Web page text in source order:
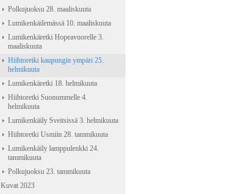
Polkujuoksu 28. maaliskuuta
Lumikenkäilemässä 10. maaliskuuta
Lumikenkäretki Hopeavuorelle 3.
maaliskuuta
Hiihtoretki kaupungin ympäri 25.
helmikuuta
Lumikenkäretki 18. helmikuuta
Hiihtoretki Suonummelle 4.
helmikuuta
Lumikenkäily Sveitsissä 3. helmikuuta
Hiihtoretki Usmiin 28. tammikuuta
Lumikenkäily lamppulenkki 24.
tammikuuta
Polkujuoksu 23. tammikuuta
Kuvat 2023